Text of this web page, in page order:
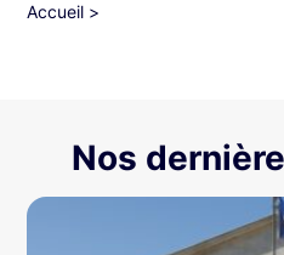
Accueil >
Nos